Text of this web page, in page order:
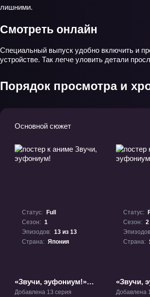
лишними.
Смотреть онлайн
Специальный выпуск удобно включить и
устройстве. Так легче уловить детали
Порядок просмотра и
Основной сюжет
Статус:
Full
Сезон: 1
Эпизодов: 13 из 13
Страна: Япония
«Звучи, эуфониум!»
ТВ-1
Добавлена 13 серия
Статус:
Сезон: 2
Страна:
«Звучи,
ТВ-2
Добавлена